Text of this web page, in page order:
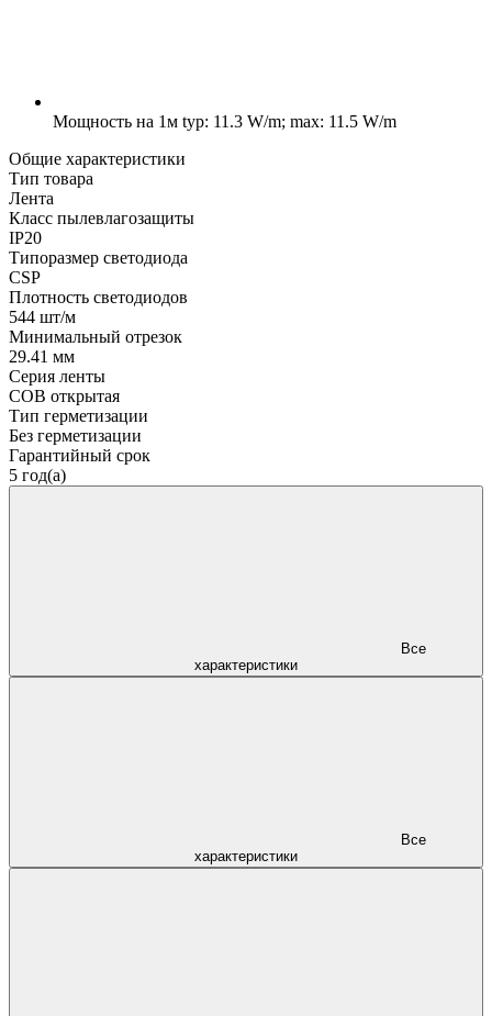
Мощность на 1м typ: 11.3 W/m; max: 11.5 W/m
Общие характеристики
Тип товара
Лента
Класс пылевлагозащиты
IP20
Типоразмер светодиода
CSP
Плотность светодиодов
544 шт/м
Минимальный отрезок
29.41 мм
Серия ленты
COB открытая
Тип герметизации
Без герметизации
Гарантийный срок
5 год(а)
характеристики
характеристики